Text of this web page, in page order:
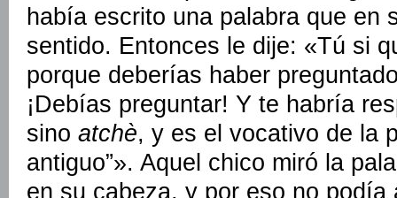
había escrito una palabra que en
sentido. Entonces le dije: «Tú si
porque deberías haber
¡Debías preguntar! Y te habría
sino atchè, y es el vocativo de la
antiguo”». Aquel chico miró la
en su cabeza, y por eso no podía